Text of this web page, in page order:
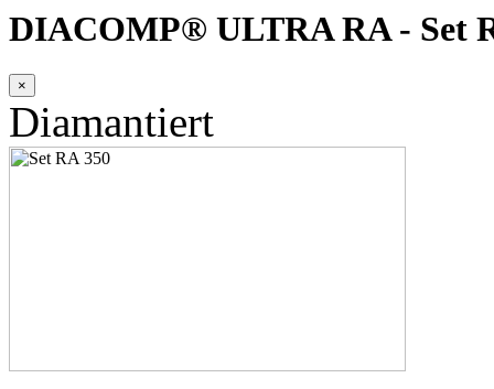
DIACOMP® ULTRA RA - Set
×
Diamantiert